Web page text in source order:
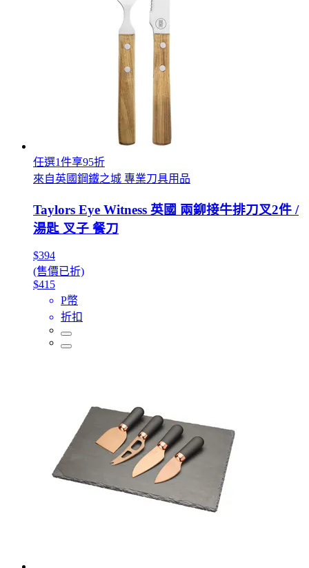
任選1件享95折
來自英國鋼鐵之城 專業刀具用品
Taylors Eye Witness 英國 兩鉚接牛排刀叉2件 /
湯匙 叉子 餐刀
$394
(售價已折)
$415
P幣
折扣